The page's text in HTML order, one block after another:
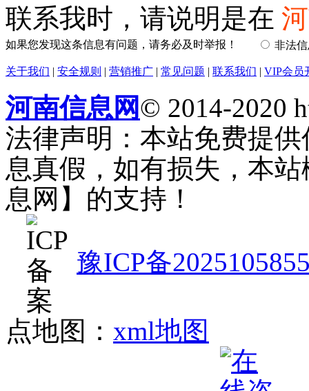
联系我时，请说明是在
如果您发现这条信息有问题，请务必及时举报！ 非法
关于我们 | 安全规则 | 营销推广 | 常见问题 | 联系我们 | VIP会员
河南信息网© 2014-2020
法律声明：本站免费提
息真假，如有损失，本
息网】的支持！
豫ICP备
点地图： xml地图